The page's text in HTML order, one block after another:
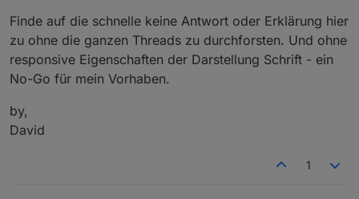
Finde auf die schnelle keine Antwort oder Erklärung hier
zu ohne die ganzen Threads zu durchforsten. Und ohne
responsive Eigenschaften der Darstellung Schrift - ein
No-Go für mein Vorhaben.
by,
David
1